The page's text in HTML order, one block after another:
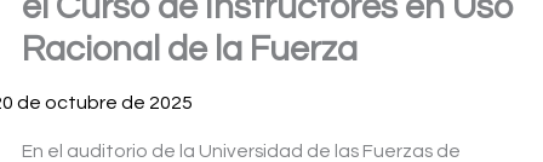
el Curso de Instructores en Uso
Racional de la Fuerza
de octubre de 2025
En el auditorio de la Universidad de las Fuerzas de